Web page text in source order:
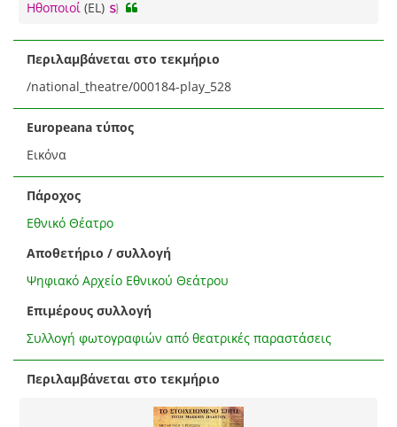
Ηθοποιοί (EL)
Περιλαμβάνεται στο τεκμήριο
/national_theatre/000184-play_528
Europeana τύπος
Εικόνα
Πάροχος
Εθνικό Θέατρο
Αποθετήριο / συλλογή
Ψηφιακό Αρχείο Εθνικού Θεάτρου
Επιμέρους συλλογή
Συλλογή φωτογραφιών από θεατρικές παραστάσεις
Περιλαμβάνεται στο τεκμήριο